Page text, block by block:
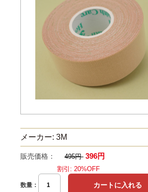
メーカー: 3M
販売価格： 495円 396円
割引: 20%OFF
数量：